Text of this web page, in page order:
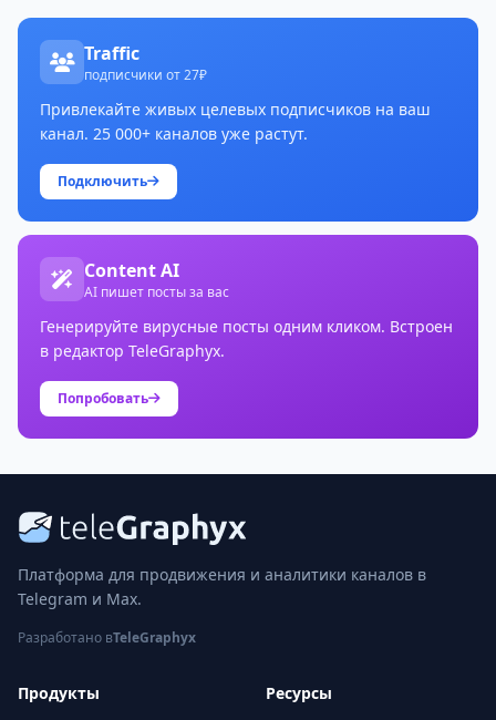
Traffic
подписчики от 27₽
Привлекайте живых целевых подписчиков на ваш
канал. 25 000+ каналов уже растут.
Подключить
Content AI
AI пишет посты за вас
Генерируйте вирусные посты одним кликом. Встроен
в редактор TeleGraphyx.
Попробовать
Платформа для продвижения и аналитики каналов в
Telegram и Max.
Разработано вTeleGraphyx
Продукты Ресурсы